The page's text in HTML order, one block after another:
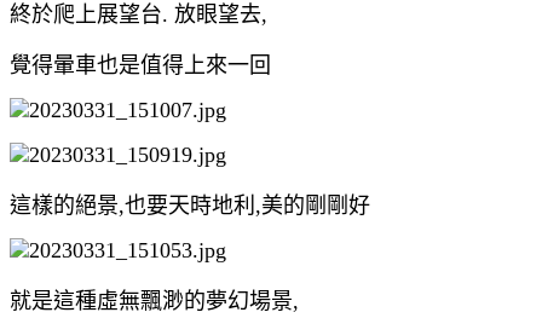
終於爬上展望台. 放眼望去,
覺得暈車也是值得上來一回
這樣的絕景,也要天時地利,美的剛剛好
就是這種虛無飄渺的夢幻場景,